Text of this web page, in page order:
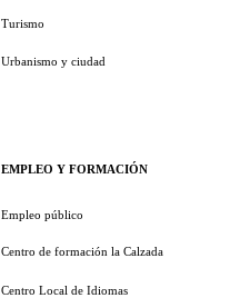
Turismo
Urbanismo y ciudad
EMPLEO Y FORMACIÓN
Empleo público
Centro de formación la Calzada
Centro Local de Idiomas